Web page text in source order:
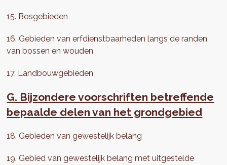
15. Bosgebieden
16. Gebieden van erfdienstbaarheden langs de randen
van bossen en wouden
17. Landbouwgebieden
G. Bijzondere voorschriften betreffende
bepaalde delen van het grondgebied
18. Gebieden van gewestelijk belang
19. Gebied van gewestelijk belang met uitgestelde